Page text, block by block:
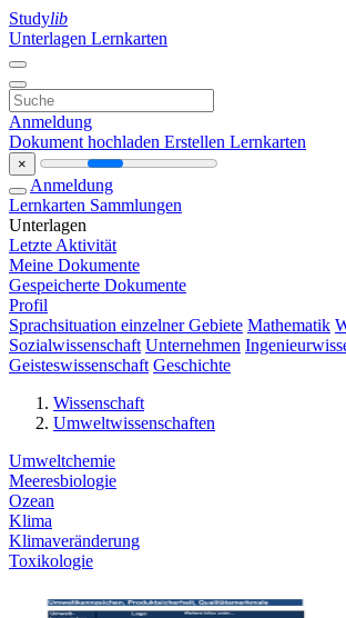
Studylib
Unterlagen Lernkarten
Anmeldung
Dokument hochladen Erstellen Lernkarten
×
Anmeldung
Lernkarten Sammlungen
Unterlagen
Letzte Aktivität
Meine Dokumente
Gespeicherte Dokumente
Profil
Sprachsituation einzelner Gebiete Mathematik
Sozialwissenschaft Unternehmen
Geisteswissenschaft Geschichte
Wissenschaft
Umweltwissenschaften
Umweltchemie
Meeresbiologie
Ozean
Klima
Klimaveränderung
Toxikologie